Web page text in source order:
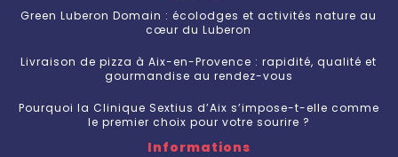
Green Luberon Domain : écolodges et activités nature au
cœur du Luberon
Livraison de pizza à Aix-en-Provence : rapidité, qualité et
gourmandise au rendez-vous
Pourquoi la Clinique Sextius d’Aix s’impose-t-elle comme
le premier choix pour votre sourire ?
Informations